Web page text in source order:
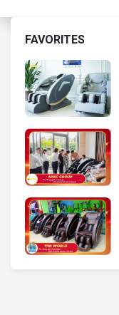
FAVORITES